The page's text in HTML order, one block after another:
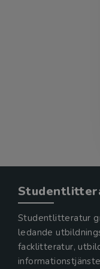
Studentlitteratur
ledande
facklitteratur,